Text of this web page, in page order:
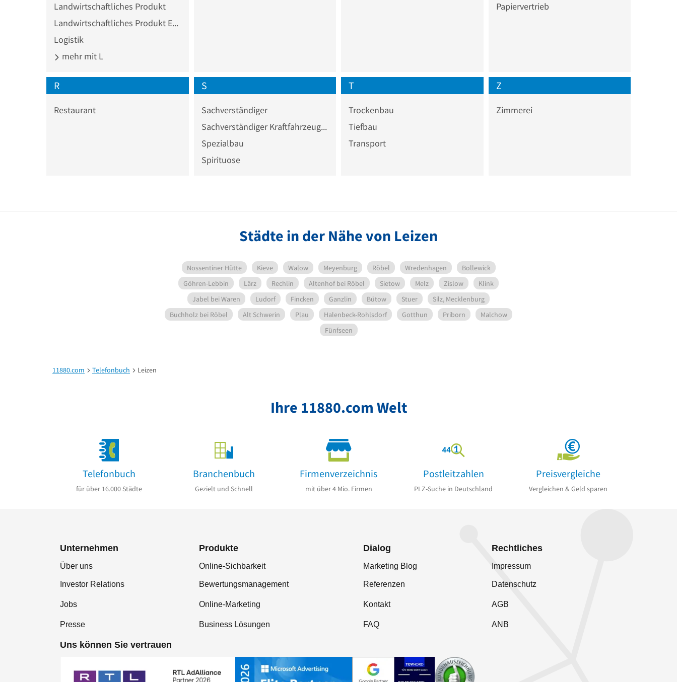
Landwirtschaftliches Produkt
Landwirtschaftliches Produkt Ex- und Import
Logistik
mehr mit L
Papiervertrieb
R
Restaurant
S
Sachverständiger
Sachverständiger Kraftfahrzeugwesen
Spezialbau
Spirituose
T
Trockenbau
Tiefbau
Transport
Z
Zimmerei
Städte in der Nähe von Leizen
Nossentiner Hütte Kieve Walow Meyenburg Röbel Wredenhagen
Bollewick
Göhren-Lebbin
Lärz Rechlin Altenhof bei Röbel Sietow Melz Zislow
Klink
Jabel bei Waren
Ludorf Fincken Ganzlin Bütow Stuer
Silz, Mecklenburg
Buchholz bei Röbel
Alt Schwerin Plau Halenbeck-Rohlsdorf Gotthun Priborn
Malchow
Fünfseen
11880.com Telefonbuch Leizen
Ihre 11880.com Welt
Telefonbuch
für über 16.000 Städte
Branchenbuch
Gezielt und Schnell
Firmenverzeichnis
mit über 4 Mio. Firmen
Postleitzahlen
PLZ-Suche in Deutschland
Preisvergleiche
Vergleichen & Geld sparen
Unternehmen
Über uns
Investor Relations
Jobs
Presse
Produkte
Online-Sichbarkeit
Bewertungsmanagement
Online-Marketing
Business Lösungen
Dialog
Marketing Blog
Referenzen
Kontakt
FAQ
Rechtliches
Impressum
Datenschutz
AGB
ANB
Uns können Sie vertrauen